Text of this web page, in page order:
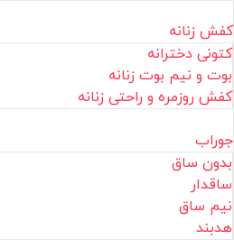
کفش زنانه
کتونی دخترانه
بوت و نیم بوت زنانه
کفش روزمره و راحتی زنانه
جوراب
بدون ساق
ساقدار
نیم ساق
هدبند